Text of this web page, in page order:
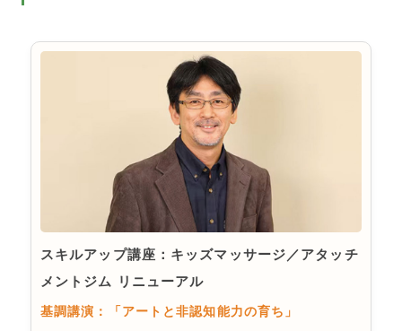
スキルアップ講座：キッズマッサージ／アタッチ
メントジム リニューアル
基調講演：「アートと非認知能力の育ち」